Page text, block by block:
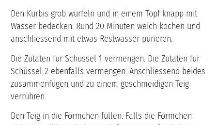
Den Kürbis grob würfeln und in einem Topf knapp mit
Wasser bedecken. Rund 20 Minuten weich kochen und
anschliessend mit etwas Restwasser pürieren.
Die Zutaten für Schüssel 1 vermengen. Die Zutaten für
Schüssel 2 ebenfalls vermengen. Anschliessend beides
zusammenfügen und zu einem geschmeidigen Teig
verrühren.
Den Teig in die Förmchen füllen. Falls die Förmchen